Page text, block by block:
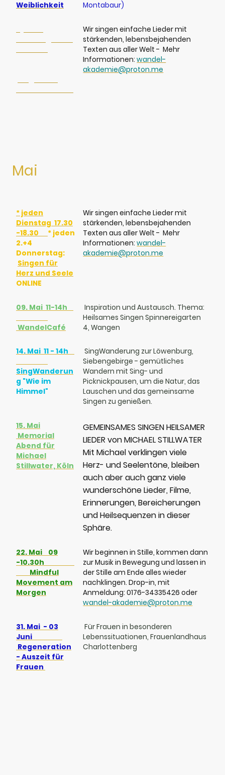
Weiblichkeit Montabaur)
Wir singen einfache Lieder mit
stärkenden, lebensbejahenden
Texten aus aller Welt - Mehr
Informationen:wandel-
akademie@proton.me
Mai
* jeden
Dienstag 17.30
-18.30 * jeden
2.+4
Donnerstag:
Singen für
Herz und Seele
ONLINE
Wir singen einfache Lieder mit
stärkenden, lebensbejahenden
Texten aus aller Welt - Mehr
Informationen:wandel-
akademie@proton.me
09. Mai 11-14h
WandelCafé
Inspiration und Austausch. Thema:
Heilsames Singen Spinnereigarten
4, Wangen
14. Mai 11 - 14h
SingWanderun
g "Wie im
Himmel"
SingWanderung zur Löwenburg,
Siebengebirge - gemütliches
Wandern mit Sing- und
Picknickpausen, um die Natur, das
Lauschen und das gemeinsame
Singen zu genießen.
15. Mai
Memorial
Abend für
Michael
Stillwater, Köln
GEMEINSAMES SINGEN HEILSAMER
LIEDER von MICHAEL STILLWATER
Mit Michael verklingen viele
Herz- und Seelentöne, bleiben
auch aber auch ganz viele
wunderschöne Lieder, Filme,
Erinnerungen, Bereicherungen
und Heilsequenzen in dieser
Sphäre.
22. Mai 09
-10.30h
Mindful
Movement am
Morgen
Wir beginnen in Stille, kommen dann
zur Musik in Bewegung und lassen in
der Stille am Ende alles wieder
nachklingen. Drop-in, mit
Anmeldung: 0176-34335426 oder
wandel-akademie@proton.me
31. Mai - 03
Juni
Regeneration
- Auszeit für
Frauen
Für Frauen in besonderen
Lebenssituationen, Frauenlandhaus
Charlottenberg